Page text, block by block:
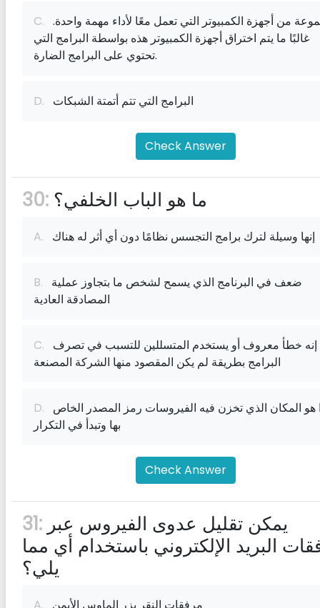
C.
غالبًا ما يتم اختراق أجهزة الكمبيوتر هذه بواسطة البرامج التي
تحتوي على البرامج الضارة.
D. البرامج التي تتم أتمتة الشبكات
Check Answer
30: ما هو الباب الخلفي؟
A. إنها وسيلة لترك برامج التجسس نظامًا دون أي أثر له هناك
B.
المصادقة العادية
C.
البرامج بطريقة لم يكن المقصود منها الشركة المصنعة
D.
بها وتبدأ في التكرار
Check Answer
31:
البريد الإلكتروني باستخدام أي مما
يلي؟